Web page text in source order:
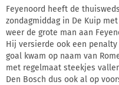
Feyenoord heeft de
zondagmiddag in De Kuip
weer de grote man aan
Hij versierde ook een
goal kwam op naam van
met regelmaat steekjes
Den Bosch dus ook al op